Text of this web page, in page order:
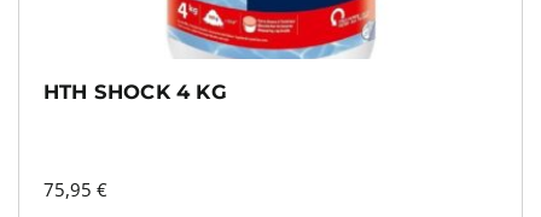
HTH SHOCK 4 KG
75,95 €